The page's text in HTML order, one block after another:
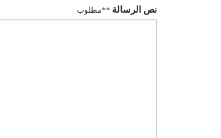
نص الرسالة **مطلوب